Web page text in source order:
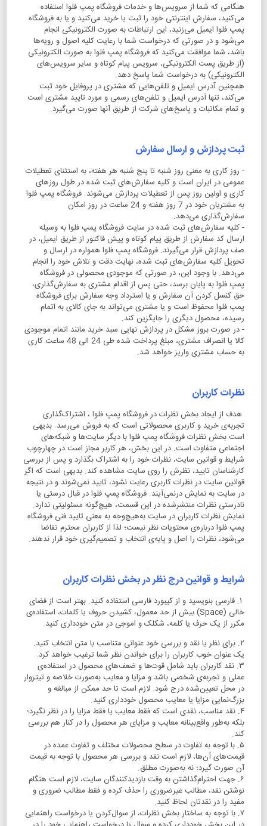
هنگامی که شما از سرویس‌‏ها و خدمات فروشگاه پمپ فلوا استفاده
می‏‌کنید، سفارش اینترنتی خود را ثبت یا خرید می‏‌کنید و یا به فروشگاه
پمپ فلوا ایمیل می‏‌زنید، این ارتباطات به صورت الکترونیکی انجام
می‏‌شود و در صورتی که درخواست شما با رعایت کلیه اصول و رویه‏‌ها
باشد، شما موافقت می‌‏کنید که فروشگاه پمپ فلوا به صورت الکترونیکی
(از طریق پست الکترونیکی، سرویس پیام کوتاه و سایر سرویس‌های
الکترونیکی) به درخواست شما پاسخ دهد.
همچنین آدرس ایمیل و تلفن‌هایی که مشتری در پروفایل خود ثبت
می‌کند، تنها آدرس ایمیل و تلفن‌های رسمی و مورد تایید مشتری است
و تمام مکاتبات و پاسخ‌های شرکت از طریق آنها صورت می‌گیرد.
ثبت پردازش و ارسال سفارش
- روز کاری به معنی روز شنبه تا پنج شنبه هر هفته، به استثنای تعطیلات
عمومی در ایران است و کلیه سفارش‏‌های ثبت شده در طول روزهای
کاری و اولین روز پس از تعطیلات پردازش می‌‏شوند. فروشگاه پمپ فلوا
به مشتریان خود در 7 روز هفته و 24 ساعت در روز امکان
سفارش‌‏گذاری می‌‏دهد.
- کلیه سفارش‌‏های ثبت شده در سایت فروشگاه پمپ فلوا به وسیله
ارسال کد سفارش از طریق پیام کوتاه و پیش فاکتور از طریق ایمیل، در
صف پردازش قرار می‏‌گیرند. فروشگاه پمپ فلوا همواره در ارسال و
تحویل کلیه سفارش‌‏های ثبت شده، نهایت دقت و تلاش خود را انجام
می‌دهد. با وجود این، در صورتی که موجودی محصولی در فروشگاه
پمپ فلوا به پایان برسد، حتی پس از اقدام مشتری به سفارش‌‏گذاری،
حق کنسل کردن آن سفارش و یا استرداد وجه سفارش برای فروشگاه
پمپ فلوا محفوظ است و یا مشتری می‏‌تواند به جای کالای به اتمام
رسیده، محصول دیگری را جایگزین کند.
- در صورت بروز مشکل در پردازش نهایی سبد خرید مانند اتمام موجودی
کالا یا انصراف مشتری، مبلغ پرداخت شده طی 24 الی 48 ساعت کاری
به حساب مشتری واریز خواهد شد.
نظرات کاربران
هدف از ایجاد بخش نظرات در فروشگاه پمپ فلوا ، اشتراک‌گذاری
تجربه‌ی خرید و کاربری محصولاتی است که به فروش می‌رسد. بدیهی
است بخش نظرات فروشگاه پمپ فلوا با دیگر سایت‌ها و شبکه‌های
اجتماعی متفاوت است. در این بخش، هر کاربر مجاز است در چهارچوب
شرایط و قوانین سایت، نظرات خود را به اشتراک بگذارد و پس از بررسی
کارشناسان تایید، نظرش را روی سایت مشاهده کند. بدیهی است که اگر
قوانین سایت در نظرات کاربری رعایت نشود، تایید نمی‌شوند و در نتیجه
در سایت به نمایش درنمی‌آیند. فروشگاه پمپ فلوا در قبال درستی یا
نادرستی نظرات منتشرشده در این قسمت، هیچ‌گونه مسئولیتی ندارد.
نمایش نظرات کاربران در سایت به‌هیچ‌وجه به معنی تایید فنی فروشگاه
پمپ فلوا درباره‌ی محتویات نظر نیست؛ لذا از کاربران محترم تقاضا
می‌شود، نظرات را اصل و پایه‌ی انتخاب و تصمیم‌گیری خود قرار ندهند.
شرایط و قوانین درج نظر در بخش نظرات کاربران
۱. فارسی بنویسید و از کیبورد فارسی استفاده کنید. بهتر است از فضای
خالی (Space) بیش از حد معمول، کشیدن حروف یا کلمات، استفاده‌ی
مکرر از یک حرف یا کلمه، شکلک و اموجی در متن خودداری کنید.
۲. برای نظر یا نقد و بررسی خود عنوانی متناسب با متن انتخاب کنید.
یک عنوان خوب کاربران را برای خواندن نظر شما ترغیب خواهد کرد.
۳. نقد کاربران باید شامل قوت‌ها و ضعف‌های محصول در استفاده‌ی
عملی و تجربه‌ی شخصی باشد و مزایا و معایب به‌صورت خلاصه و تیتروار
در محل تعیین‌شده درج شود. لازم است تا حد ممکن از مبالغه و
بزرگ‌نمایی مزایا یا معایب محصول خودداری کنید.
۴. نقد مناسب، نقدی است که فقط معایب یا فقط مزایا را در نظر نگیرد؛
بلکه به‌طور واقع‌بینانه معایب و مزایای هر محصول را در کنار هم بررسی
کند.
۵. با توجه به تفاوت در سطح محصولات مختلف و تفاوت عمده در
قیمت‌های آن‌ها، لازم است نقد و بررسی هر محصول با توجه به قیمت
آن صورت گیرد؛ نه به‌صورت مطلق.
۶. جهت احترام‌گذاشتن به وقت بازدیدکنندگان سایت، لازم است هنگام
نوشتن نقد، مطالب غیرضروری را حذف کرده و فقط مطالب ضروری و
مفید را در نقدتان لحاظ کنید.
۷. با توجه به ساختار بخش نظرات، از سوال‌کردن یا درخواست راهنمایی